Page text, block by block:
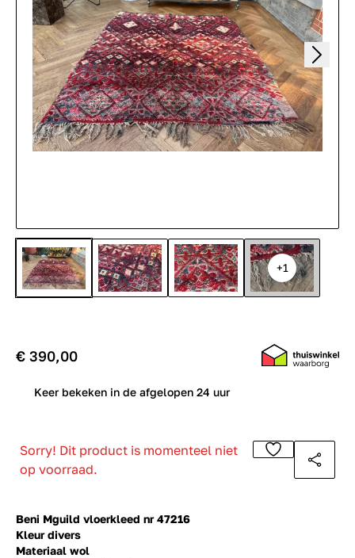
+1
Beni Mguild vloerkleed nr 47216
Kleur divers
Materiaal wol
€ 390,00
Keer bekeken in de afgelopen 24 uur
Sorry! Dit product is momenteel niet
op voorraad.